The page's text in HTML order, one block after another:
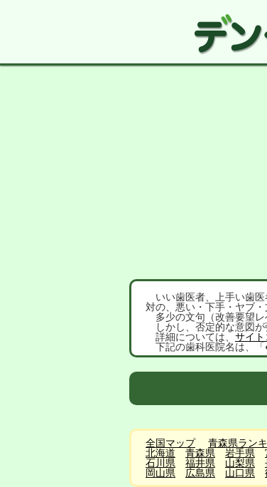
いい歯医者、上手い歯医
対の、悪い・下手・ヤブ
多少の文句（改善要望レ
しかし、否定的な意図が
詳細については、 サイト
下記の歯科医院名は、「
全国マップ
青森県ラン
北海道
青森県 岩手県
石川県
福井県 山梨県
岡山県
広島県 山口県